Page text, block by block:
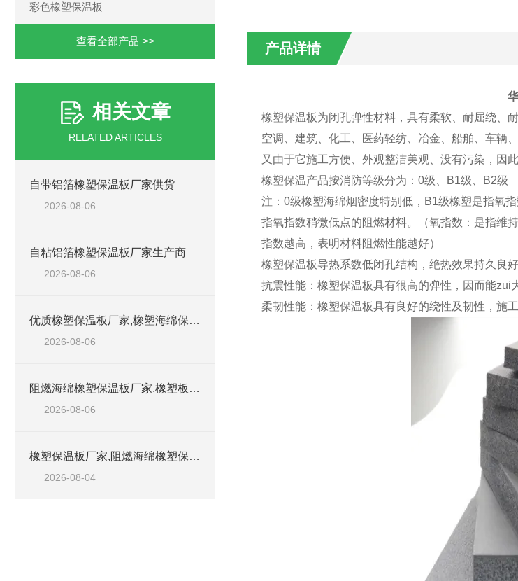
彩色橡塑保温板
查看全部产品 >>
相关文章
RELATED ARTICLES
自带铝箔橡塑保温板厂家供货
2026-08-06
自粘铝箔橡塑保温板厂家生产商
2026-08-06
优质橡塑保温板厂家,橡塑海绵保温材料供货商
2026-08-06
阻燃海绵橡塑保温板厂家,橡塑板厂家销售点
2026-08-06
橡塑保温板厂家,阻燃海绵橡塑保温板厂家出售
2026-08-04
产品详情
橡塑保温板为闭孔弹性材料，具有柔软、耐屈绕、
空调、建筑、化工、医药轻纺、冶金、船舶、车辆
又由于它施工方便、外观整洁美观、没有污染，因
橡塑保温产品按消防等级分为：0级、B1级、B2级
注：0级橡塑海绵烟密度特别低，B1级橡塑是指氧
指氧指数稍微低点的阻燃材料。（氧指数：是指维
指数越高，表明材料阻燃性能越好）
橡塑保温板导热系数低闭孔结构，绝热效果持久良
抗震性能：橡塑保温板具有很高的弹性，因而能zui
柔韧性能：橡塑保温板具有良好的绕性及韧性，施